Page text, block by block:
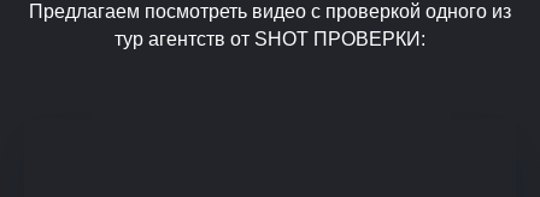
Предлагаем посмотреть видео с проверкой одного из
тур агентств от SHOT ПРОВЕРКИ: